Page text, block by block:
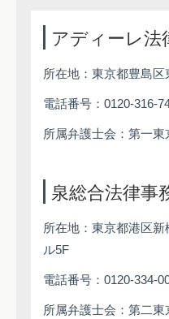
アディーレ法
所在地：東京都豊島
電話番号：0120-316-
所属弁護士会：第一東
泉総合法律事
所在地：東京都港区
ル5F
電話番号：0120-334-
所属弁護士会：第二東